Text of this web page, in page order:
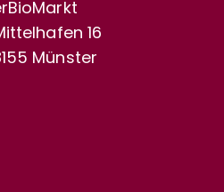
16
Münster